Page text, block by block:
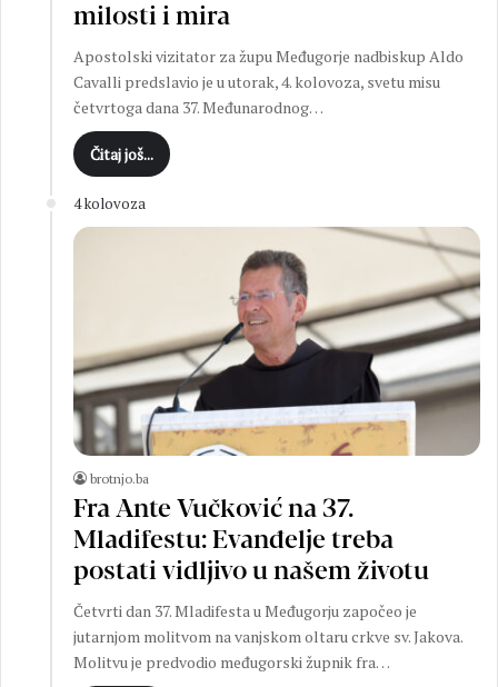
milosti i mira
Apostolski vizitator za župu Međugorje nadbiskup Aldo
Cavalli predslavio je u utorak, 4. kolovoza, svetu misu
četvrtoga dana 37. Međunarodnog…
Čitaj još...
4 kolovoza
brotnjo.ba
Fra Ante Vučković na 37.
Mladifestu: Evanđelje treba
postati vidljivo u našem životu
Četvrti dan 37. Mladifesta u Međugorju započeo je
jutarnjom molitvom na vanjskom oltaru crkve sv. Jakova.
Molitvu je predvodio međugorski župnik fra…